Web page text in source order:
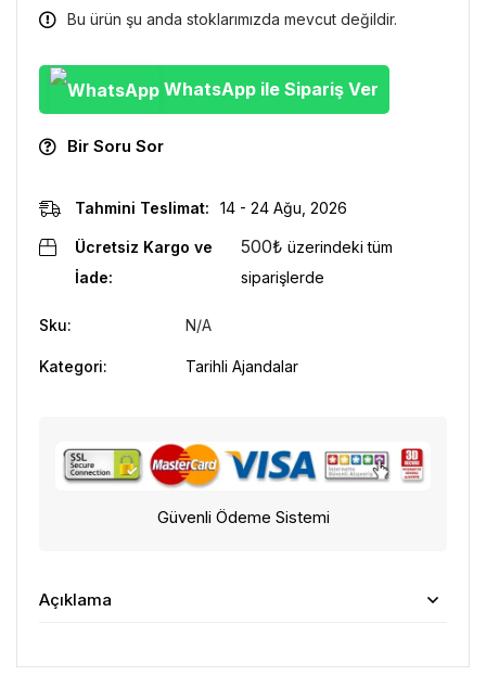
Bu ürün şu anda stoklarımızda mevcut değildir.
WhatsApp ile Sipariş Ver
Bir Soru Sor
Tahmini Teslimat: 14 - 24 Ağu, 2026
Ücretsiz Kargo ve
İade:
500₺ üzerindeki tüm
siparişlerde
Sku: N/A
Kategori: Tarihli Ajandalar
Güvenli Ödeme Sistemi
Açıklama